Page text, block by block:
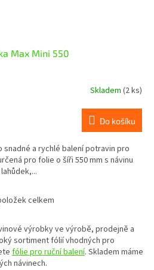
Max Mini 550
Skladem (2 ks)
Do košíku
a rychlé balení potravin pro
pro folie o šíři 550 mm s návinu
O
l
á
d
a
celkem
výrobky ve výrobě, prodejně a
sortiment fólií vhodných pro
fólie pro ruční balení. Skladem máme
návinech.